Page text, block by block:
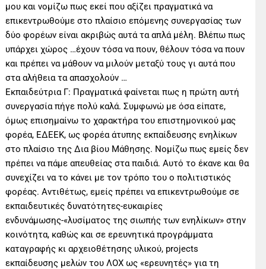
μου και νομίζω πως εκεί που αξίζει πραγματικά να
επικεντρωθούμε στο πλαίσιο επόμενης συνεργασίας των
δύο φορέων είναι ακριβώς αυτά τα απλά μέλη. Βλέπω πως
υπάρχει χώρος …έχουν τόσα να πουν, θέλουν τόσα να πουν
και πρέπει να μάθουν να μιλούν μεταξύ τους γι αυτά που
στα αλήθεια τα απασχολούν …
Εκπαιδεύτρια Γ: Πραγματικά φαίνεται πως η πρώτη αυτή
συνεργασία πήγε πολύ καλά. Συμφωνώ με όσα είπατε,
όμως επισημαίνω το χαρακτήρα του επιστημονικού μας
φορέα, ΕΔΕΕΚ, ως φορέα άτυπης εκπαίδευσης ενηλίκων
στο πλαίσιο της Δια βίου Μάθησης. Νομίζω πως εμείς δεν
πρέπει να πάμε απευθείας στα παιδιά. Αυτό το έκανε και θα
συνεχίζει να το κάνει με τον τρόπο του ο πολιτιστικός
φορέας. Αντιθέτως, εμείς πρέπει να επικεντρωθούμε σε
εκπαιδευτικές δυνατότητες-ευκαιρίες
ενδυνάμωσης-«λυσίματος της σιωπής των ενηλίκων» στην
κοινότητα, καθώς και σε ερευνητικά προγράμματα
καταγραφής κι αρχειοθέτησης υλικού, projects
εκπαίδευσης μελών του ΛΟΧ ως «ερευνητές» για τη